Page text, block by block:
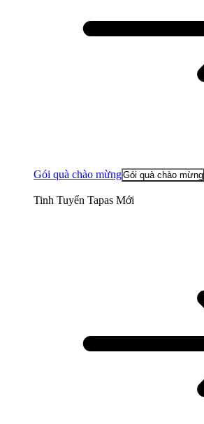
Gói quà chào mừngGói quà chào mừng
Tinh Tuyển Tapas Mới